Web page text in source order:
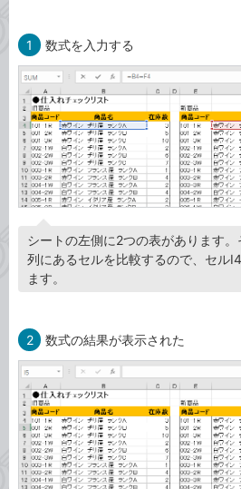
1 数式を入力する
シートの左側に2つの表があります
列にあるセルを比較するので、セル
ます。
2 数式の結果が表示された